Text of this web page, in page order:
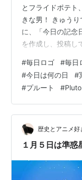
とフライドポテト
きな男！ きゅう
に、「今日の記
を作成し、投稿し
ます！ 【目次】
いごに 今回のロゴ
うか？ もしよろし
と嬉しいです！
は、あまり目立た
て、目立つよ…
#毎日ロゴ #毎日
#今日は何の日 #
#プルート #Pluto
歴史とアニメ
１月５日は準惑